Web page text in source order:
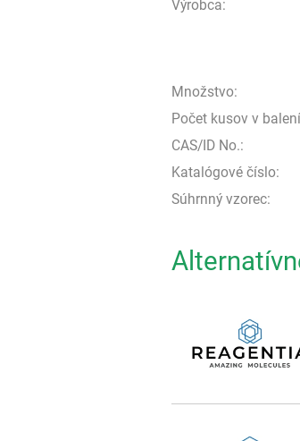
Výrobca:
Množstvo:
Počet kusov v
CAS/ID No.:
Katalógové číslo:
Súhrnný vzorec: